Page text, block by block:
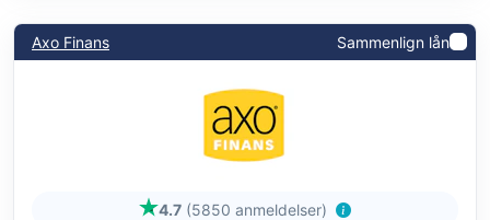
Axo Finans Sammenlign lån
4.7 (5850 anmeldelser)